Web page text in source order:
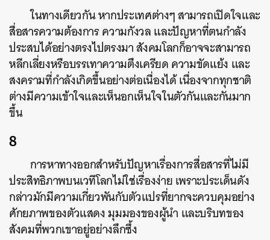
ในทางเดียวกัน หากประเทศต่างๆ สามารถเปิดใจและ
สื่อสารความต้องการ ความกังวล และปัญหาที่ตนกำลัง
ประสบได้อย่างตรงไปตรงมา สังคมโลกก็อาจจะสามารถ
หลีกเลี่ยงหรือบรรเทาความตึงเครียด ความขัดแย้ง และ
สงครามที่กำลังเกิดขึ้นอย่างต่อเนื่องได้ เนื่องจากทุกชาติ
ต่างมีความเข้าใจและเห็นอกเห็นใจในตัวกันและกันมาก
ขึ้น
8
การหาทางออกสำหรับปัญหาเรื่องการสื่อสารที่ไม่มี
ประสิทธิภาพบนเวทีโลกไม่ใช่เรื่องง่าย เพราะประเด็นดัง
กล่าวมักมีความเกี่ยวพันกับตัวแปรที่ยากจะควบคุมอย่าง
ศักยภาพของตัวแสดง มุมมองของผู้นำ และบริบทของ
สังคมที่พวกเขาอยู่อย่างลึกซึ้ง